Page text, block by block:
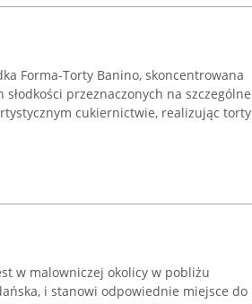
Forma-Torty Banino, skoncentrowana
przeznaczonych na szczególne
cukiernictwie, realizując torty
w malowniczej okolicy w pobliżu
i stanowi odpowiednie miejsce do